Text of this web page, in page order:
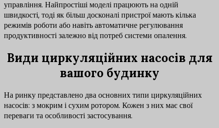
управління. Найпростіші моделі працюють на одній
швидкості, тоді як більш досконалі пристрої мають кілька
режимів роботи або навіть автоматичне регулювання
продуктивності залежно від потреб системи опалення.
Види циркуляційних насосів для
вашого будинку
На ринку представлено два основних типи циркуляційних
насосів: з мокрим і сухим ротором. Кожен з них має свої
переваги та особливості застосування.